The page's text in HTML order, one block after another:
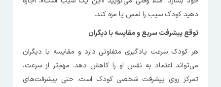
دهید کودک سیب را لمس یا مزه کند.
توقع پیشرفت سریع و مقایسه با دیگران
هر کودک سرعت یادگیری متفاوتی دارد و مقایسه با دیگران
می‌تواند اعتماد به نفس او را کاهش دهد. مهم‌تر از سرعت،
تمرکز روی پیشرفت شخصی کودک است. حتی پیشرفت‌های